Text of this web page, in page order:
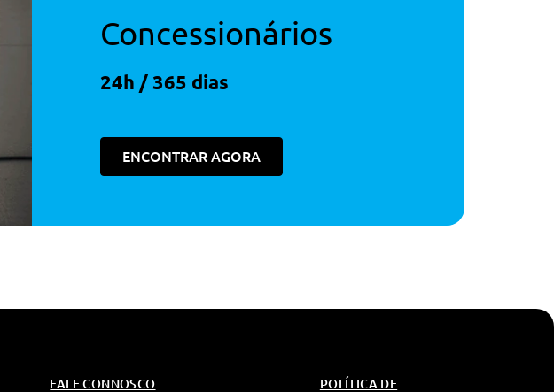
Concessionários
24h / 365 dias
ENCONTRAR AGORA
FALE CONNOSCO POLÍTICA DE